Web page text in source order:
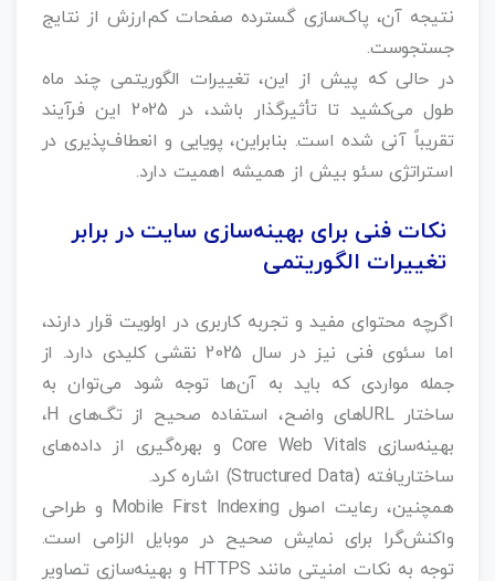
نتیجه آن، پاک‌سازی گسترده صفحات کم‌ارزش از نتایج
جستجوست.
در حالی که پیش از این، تغییرات الگوریتمی چند ماه
طول می‌کشید تا تأثیرگذار باشد، در 2025 این فرآیند
تقریباً آنی شده است. بنابراین، پویایی و انعطاف‌پذیری در
استراتژی سئو بیش از همیشه اهمیت دارد.
نکات فنی برای بهینه‌سازی سایت در برابر
تغییرات الگوریتمی
اگرچه محتوای مفید و تجربه کاربری در اولویت قرار دارند،
اما سئوی فنی نیز در سال 2025 نقشی کلیدی دارد. از
جمله مواردی که باید به آن‌ها توجه شود می‌توان به
ساختار URLهای واضح، استفاده صحیح از تگ‌های H،
بهینه‌سازی Core Web Vitals و بهره‌گیری از داده‌های
ساختاریافته (Structured Data) اشاره کرد.
همچنین، رعایت اصول Mobile First Indexing و طراحی
واکنش‌گرا برای نمایش صحیح در موبایل الزامی است.
توجه به نکات امنیتی مانند HTTPS و بهینه‌سازی تصاویر